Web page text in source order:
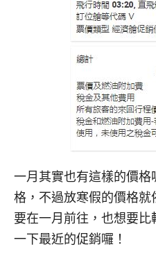
一月其實也有這樣的價
格，不過放寒假的價格
要在一月前往，也想要
一下最近的促銷囉！